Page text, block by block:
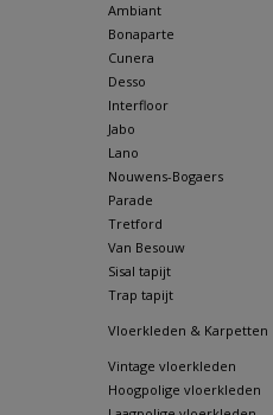
Ambiant
Bonaparte
Cunera
Desso
Interfloor
Jabo
Lano
Nouwens-Bogaers
Parade
Tretford
Van Besouw
Sisal tapijt
Trap tapijt
Vloerkleden & Karpetten
Vintage vloerkleden
Hoogpolige vloerkleden